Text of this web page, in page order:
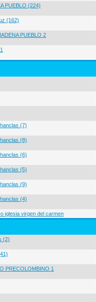
PUEBLO (224)
(162)
PUEBLO 2
(7)
(8)
(6)
(5)
(9)
(4)
iglesia virgen del carmen
(2)
PRECOLOMBINO 1